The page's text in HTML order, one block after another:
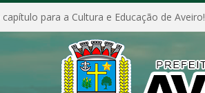
para a Cultura e Educação de Aveiro!